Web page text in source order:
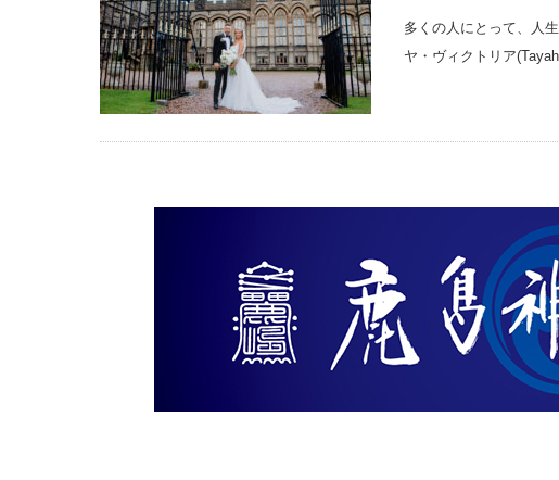
多くの人にとって、人
ヤ・ヴィクトリア